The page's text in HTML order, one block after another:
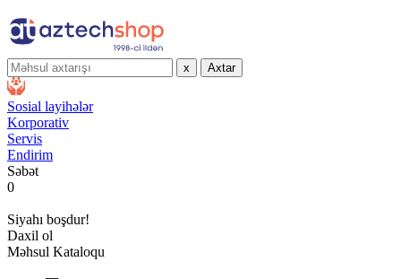
x Axtar
Sosial layihələr
Korporativ
Servis
Endirim
Səbət
0
Siyahı boşdur!
Daxil ol
Məhsul Kataloqu